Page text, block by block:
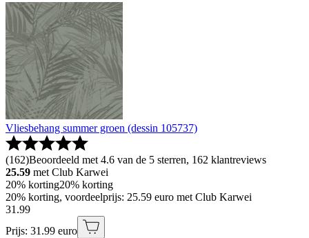
Vliesbehang summer groen (dessin 105737)
(162)Beoordeeld met 4.6 van de 5 sterren, 162 klantreviews
25.59 met Club Karwei
20% korting20% korting
20% korting, voordeelprijs: 25.59 euro met Club Karwei
31.99
Prijs: 31.99 euro